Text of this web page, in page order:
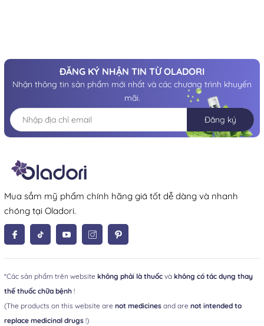
ĐĂNG KÝ NHẬN TIN TỪ OLADORI
Nhận thông tin sản phẩm mới nhất và các chương trình khuyến
mãi.
Đăng ký
Mua sắm mỹ phẩm chính hãng giá tốt dễ dàng và nhanh
chóng tại Oladori.
*Các sản phẩm trên website không phải là thuốc và không có tác dụng thay
thế thuốc chữa bệnh !
(The products on this website are not medicines and are not intended to
replace medicinal drugs !)